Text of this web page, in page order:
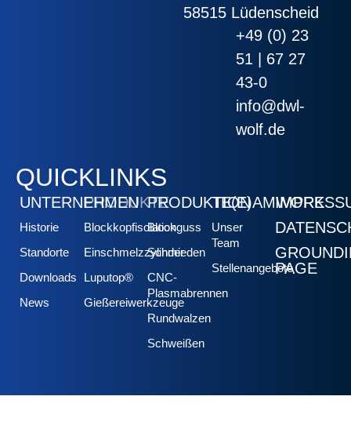
58515 Lüdenscheid
+49 (0) 23
51 | 67 27
43-0
info@dwl-
wolf.de
QUICKLINKS
UNTERNEHMEN
Historie
Standorte
Downloads
News
PRODUKTE
Blockkopfisolation
Einschmelzzylinder
Luputop®
Gießereiwerkzeuge
PRODUKTION
Blockguss
Schmieden
CNC-
Plasmabrennen
Rundwalzen
Schweißen
TE(E)AMWORK
Unser
Team
StellenangebotePAGE